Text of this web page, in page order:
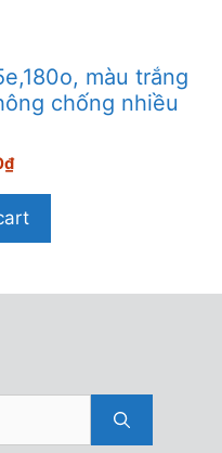
màu trắng
chống nhiều
₫